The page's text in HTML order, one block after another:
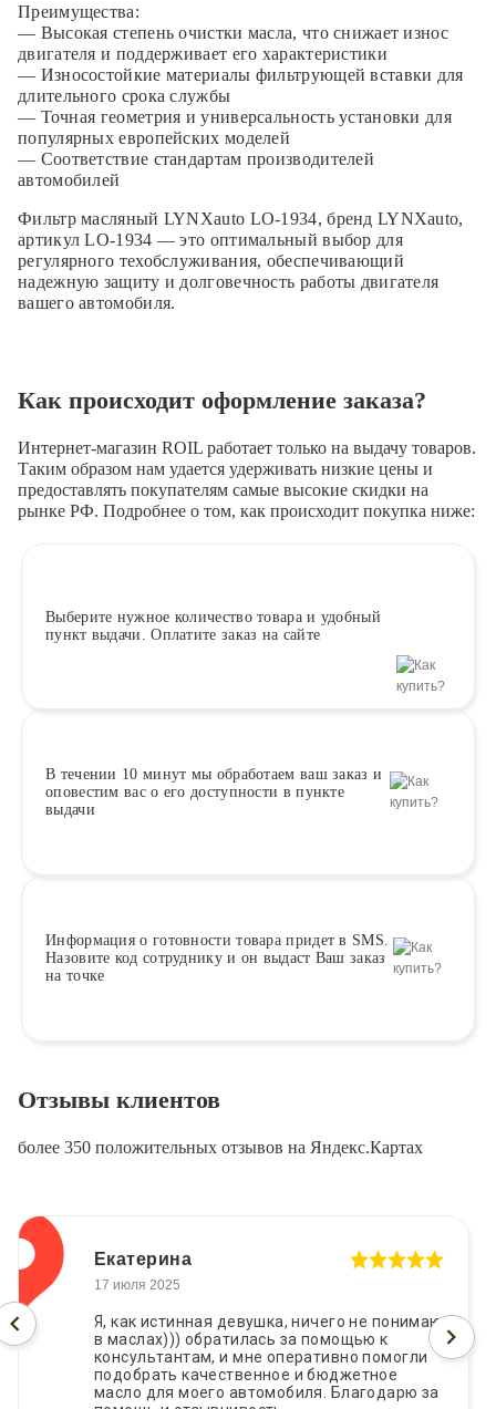
Преимущества:
— Высокая степень очистки масла, что снижает износ
двигателя и поддерживает его характеристики
— Износостойкие материалы фильтрующей вставки для
длительного срока службы
— Точная геометрия и универсальность установки для
популярных европейских моделей
— Соответствие стандартам производителей
автомобилей
Фильтр масляный LYNXauto LO-1934, бренд LYNXauto,
артикул LO-1934 — это оптимальный выбор для
регулярного техобслуживания, обеспечивающий
надежную защиту и долговечность работы двигателя
вашего автомобиля.
Как происходит оформление заказа?
Интернет-магазин ROIL работает только на выдачу товаров.
Таким образом нам удается удерживать низкие цены и
предоставлять покупателям самые высокие скидки на
рынке РФ. Подробнее о том, как происходит покупка ниже:
Выберите нужное количество товара и удобный
пункт выдачи. Оплатите заказ на сайте
В течении 10 минут мы обработаем ваш заказ и
оповестим вас о его доступности в пункте
выдачи
Информация о готовности товара придет в SMS.
Назовите код сотруднику и он выдаст Ваш заказ
на точке
Отзывы клиентов
более 350 положительных отзывов на Яндекс.Картах
Екатерина
17 июля 2025
Я, как истинная девушка, ничего не понимаю
в маслах))) обратилась за помощью к
консультантам, и мне оперативно помогли
подобрать качественное и бюджетное
масло для моего автомобиля. Благодарю за